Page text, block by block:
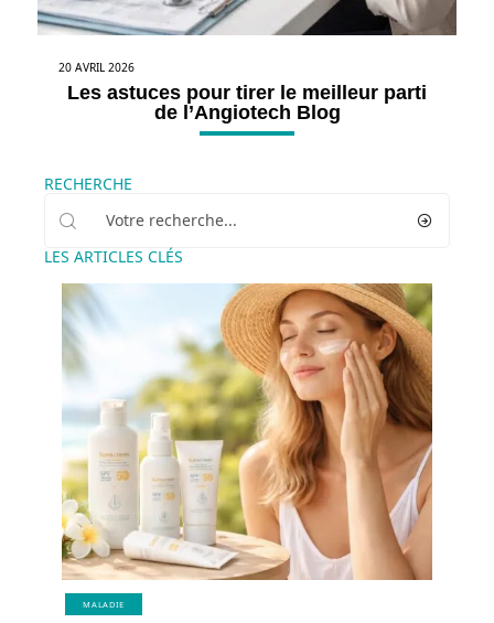
20 AVRIL 2026
Les astuces pour tirer le meilleur parti
de l’Angiotech Blog
RECHERCHE
LES ARTICLES CLÉS
MALADIE